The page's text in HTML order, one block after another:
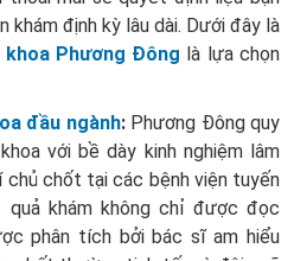
định kỳ lâu dài. Dưới đây là
khoa Phương Đông là lựa chọn
đầu ngành:Phương Đông quy
với bề dày kinh nghiệm lâm
chủ chốt tại các bệnh viện tuyến
quả khám không chỉ được đọc
phân tích bởi bác sĩ am hiểu